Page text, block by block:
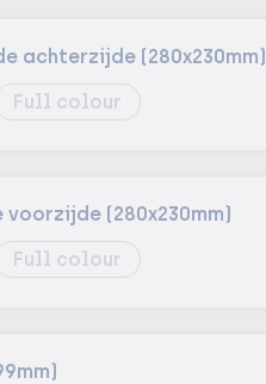
achterzijde (280x230mm)
Full colour
(280x230mm)
Full colour